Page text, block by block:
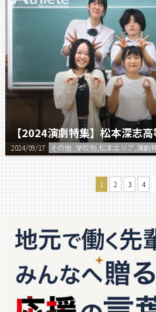
【2024演劇特集】松本深志
2024/09/17 その他 ,学校別,松本エリア,演劇
1 2 3 4